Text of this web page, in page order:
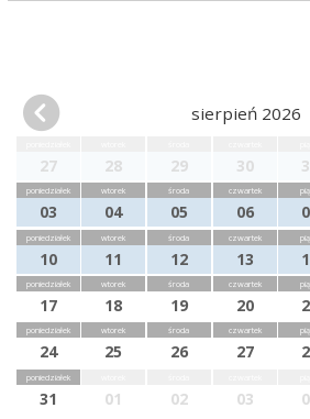
sierpień 2026
27 28 29 30
poniedziałek
03
wtorek
04
środa
05
czwartek
06
poniedziałek
10
wtorek
11
środa
12
czwartek
13
poniedziałek
17
wtorek
18
środa
19
czwartek
20
poniedziałek
24
wtorek
25
środa
26
czwartek
27
poniedziałek
31 01 02 03